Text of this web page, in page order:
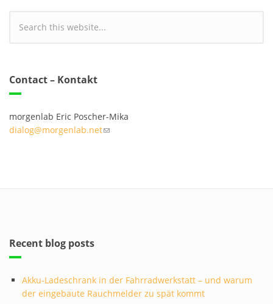
Contact – Kontakt
morgenlab Eric Poscher-Mika
dialog@morgenlab.net(link sends e-mail)
Recent blog posts
Akku-Ladeschrank in der Fahrradwerkstatt – und warum
der eingebaute Rauchmelder zu spät kommt